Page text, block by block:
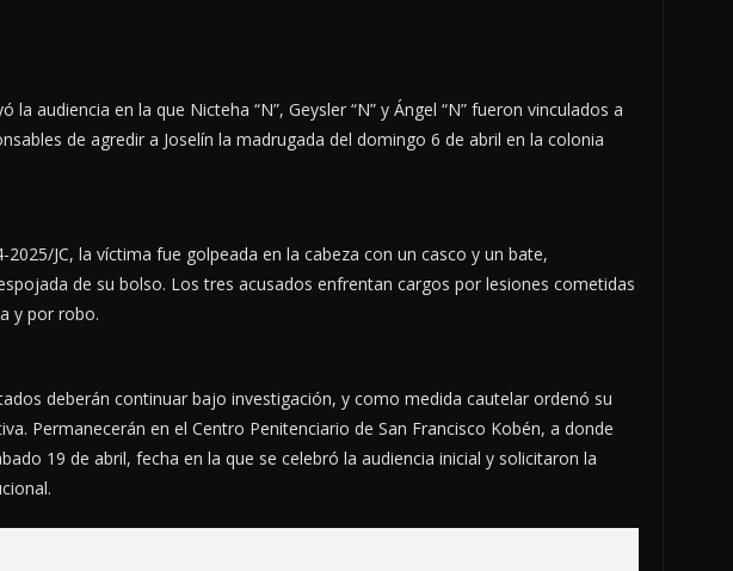
la audiencia en la que Nicteha “N”, Geysler “N” y Ángel “N” fueron vinculados a
de agredir a Joselín la madrugada del domingo 6 de abril en la colonia
JC, la víctima fue golpeada en la cabeza con un casco y un bate,
de su bolso. Los tres acusados enfrentan cargos por lesiones cometidas
y por robo.
deberán continuar bajo investigación, y como medida cautelar ordenó su
Permanecerán en el Centro Penitenciario de San Francisco Kobén, a donde
19 de abril, fecha en la que se celebró la audiencia inicial y solicitaron la